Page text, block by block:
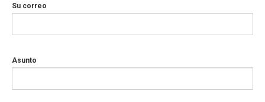
Su correo
Asunto